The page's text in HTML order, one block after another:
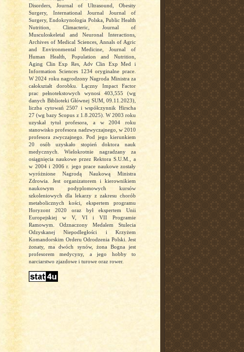
Disorders, Journal of Ultrasound, Obesity
Surgery, International Journal Journal of
Surgery, Endokrynologia Polska, Public Health
Nutrition, Climacteric, Journal of
Musculoskeletal and Neuronal Interactions,
Archives of Medical Sciences, Annals of Agric
and Environmental Medicine, Journal of
Human Health, Population and Nutrition,
Aging Clin Exp Res, Adv Clin Exp Med i
Information Sciences 1234 oryginalne prace.
W 2024 roku nagrodzony Nagroda Ministra za
całokształt dorobku. Łączny Impact Factor
prac pełnotekstowych wynosi 403,555 (wg
danych Biblioteki Głównej SUM, 09.11.2023),
liczba cytowań 2507 i współczynnik Hirscha
27 (wg bazy Scopus z 1.8.2025). W 2003 roku
uzyskał tytuł profesora, a w 2004 roku
stanowisko profesora nadzwyczajnego, w 2010
profesora zwyczajnego. Pod jego kierunkiem
20 osób uzyskało stopień doktora nauk
medycznych. Wielokrotnie nagradzany za
osiągnięcia naukowe przez Rektora S.U.M., a
w 2004 i 2006 r. jego prace naukowe zostały
wyróżnione Nagrodą Naukową Ministra
Zdrowia. Jest organizatorem i kierownikiem
naukowym podyplomowych kursów
szkoleniowych dla lekarzy z zakresu chorób
metabolicznych kości, ekspertem programu
Horyzont 2020 oraz był ekspertem Unii
Europejskiej w V, VI i VII Programie
Ramowym. Odznaczony Medalem Stulecia
Odzyskanej Niepodległości i Krzyżem
Komandorskim Orderu Odrodzenia Polski. Jest
żonaty, ma dwóch synów, żona Bogna jest
profesorem medycyny, a jego hobby to
narciarstwo zjazdowe i turowe oraz rower.